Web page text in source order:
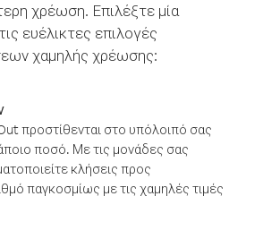
χρέωση. Επιλέξτε μία
ευέλικτες επιλογές
χαμηλής χρέωσης:
προστίθενται στο υπόλοιπό σας
ποσό. Με τις μονάδες σας
κλήσεις προς
παγκοσμίως με τις χαμηλές τιμές